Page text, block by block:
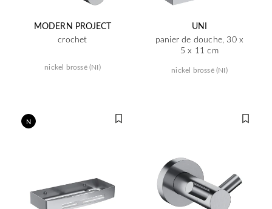
MODERN PROJECT
crochet
nickel brossé (NI)
UNI
panier de douche, 30 x
5 x 11 cm
nickel brossé (NI)
N